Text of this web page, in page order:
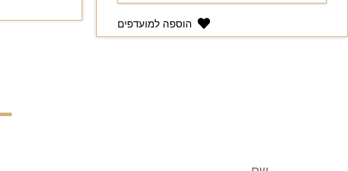
הוספה למועדפים